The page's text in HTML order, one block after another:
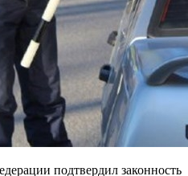
подтвердил законность